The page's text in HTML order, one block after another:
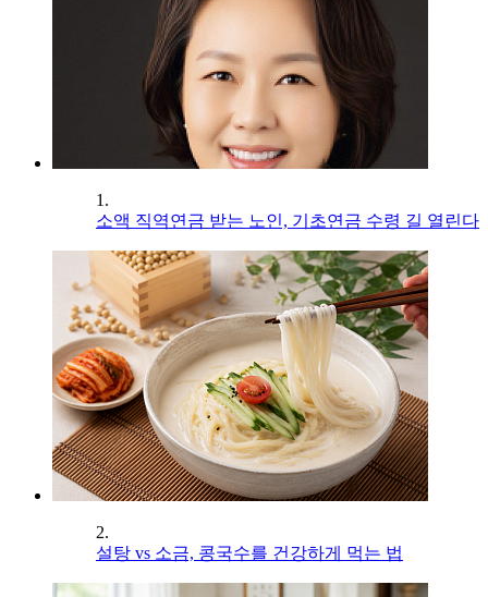
1.
소액 직역연금 받는 노인, 기초연금 수령 길 열린다
2.
설탕 vs 소금, 콩국수를 건강하게 먹는 법